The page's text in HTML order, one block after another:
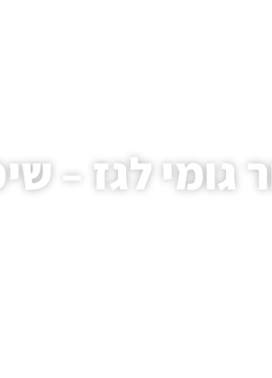
גומי לגז –